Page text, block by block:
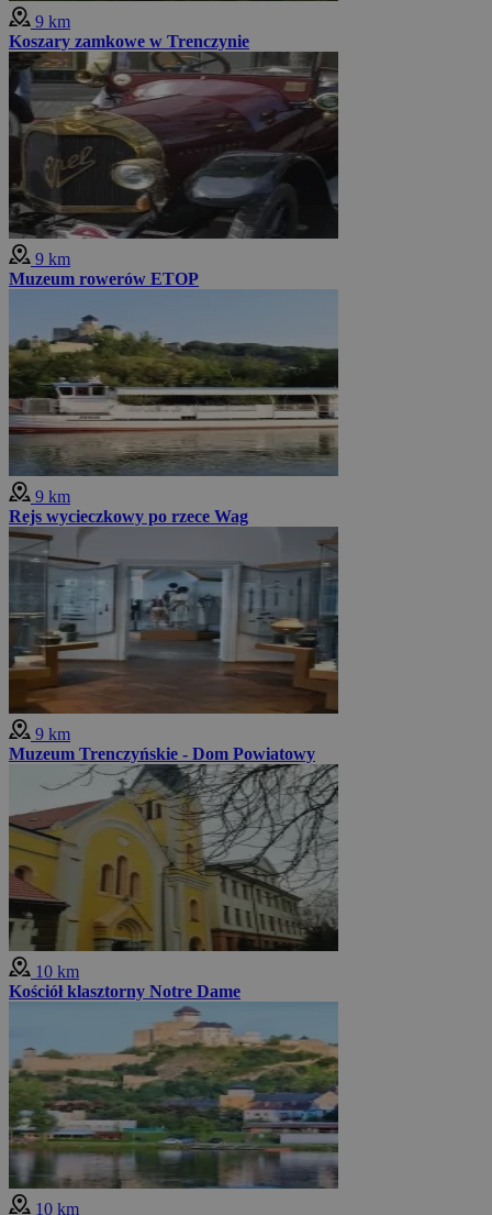
9 km
Koszary zamkowe w Trenczynie
9 km
Muzeum rowerów ETOP
9 km
Rejs wycieczkowy po rzece Wag
9 km
Muzeum Trenczyńskie - Dom Powiatowy
10 km
Kościół klasztorny Notre Dame
10 km